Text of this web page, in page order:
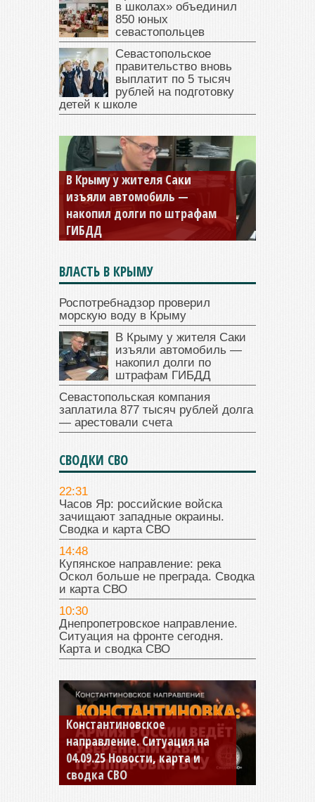
в школах» объединил
850 юных
севастопольцев
Севастопольское
правительство вновь
выплатит по 5 тысяч
рублей на подготовку
детей к школе
В Крыму у жителя Саки
изъяли автомобиль —
накопил долги по штрафам
ГИБДД
ВЛАСТЬ В КРЫМУ
Роспотребнадзор проверил
морскую воду в Крыму
В Крыму у жителя Саки
изъяли автомобиль —
накопил долги по
штрафам ГИБДД
Севастопольская компания
заплатила 877 тысяч рублей долга
— арестовали счета
СВОДКИ СВО
22:31
Часов Яр: российские войска
зачищают западные окраины.
Сводка и карта СВО
14:48
Купянское направление: река
Оскол больше не преграда. Сводка
и карта СВО
10:30
Днепропетровское направление.
Ситуация на фронте сегодня.
Карта и сводка СВО
Константиновское
направление. Ситуация на
04.09.25 Новости, карта и
сводка СВО